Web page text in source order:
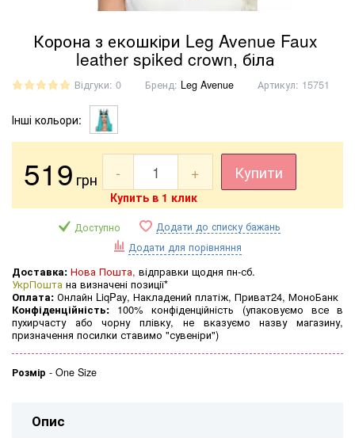
Корона з екошкіри Leg Avenue Faux
leather spiked crown, біла
Відгуки: 0 Бренд: Leg Avenue Артикул: 15751
Інші кольори:
519 грн - + Купити
Купить в 1 клик
Доступно
Додати до списку бажань
Додати для порівняння
Доставка: Нова Пошта, відправки щодня пн-сб.
УкрПошта на визначені позиції*
Оплата: Онлайн LiqPay, Накладений платіж, Приват24, МоноБанк
Конфіденційність: 100% конфіденційність (упаковуємо все в
пухирчасту або чорну плівку, не вказуємо назву магазину,
призначення посилки ставимо "сувеніри")
Розмір - One Size
Опис